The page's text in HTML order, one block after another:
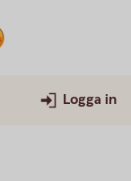
Logga in